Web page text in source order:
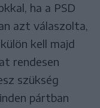
ha a PSD
azt válaszolta,
kell majd
rendesen
szükség
pártban